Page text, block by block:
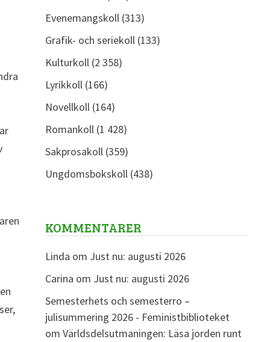
Evenemangskoll(313)
Grafik- och seriekoll(133)
Kulturkoll(2 358)
Lyrikkoll(166)
Novellkoll(164)
Romankoll(1 428)
Sakprosakoll(359)
Ungdomsbokskoll(438)
KOMMENTARER
Linda om Just nu: augusti 2026
Carina om Just nu: augusti 2026
Semesterhets och semesterro –
julisummering 2026 - Feministbiblioteket
om Världsdelsutmaningen: Läsa jorden runt